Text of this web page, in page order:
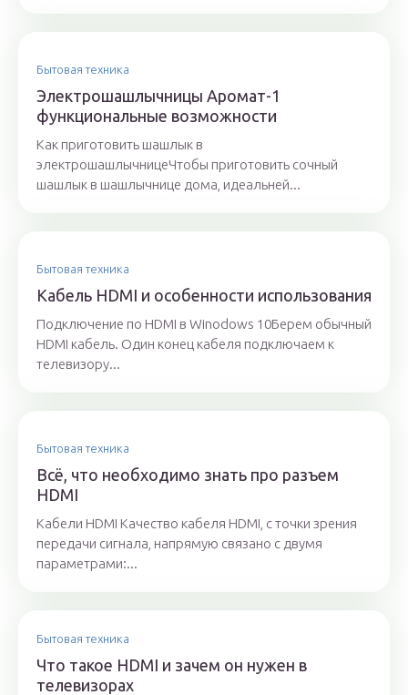
Бытовая техника
Электрошашлычницы Аромат-1
функциональные возможности
Как приготовить шашлык в
электрошашлычницеЧтобы приготовить сочный
шашлык в шашлычнице дома, идеальней...
Бытовая техника
Кабель HDMI и особенности использования
Подключение по HDMI в Winodows 10Берем обычный
HDMI кабель. Один конец кабеля подключаем к
телевизору...
Бытовая техника
Всё, что необходимо знать про разъем
HDMI
Кабели HDMI Качество кабеля HDMI, с точки зрения
передачи сигнала, напрямую связано с двумя
параметрами:...
Бытовая техника
Что такое HDMI и зачем он нужен в
телевизорах